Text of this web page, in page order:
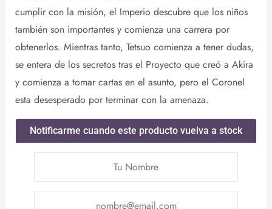
cumplir con la misión, el Imperio descubre que los niños
también son importantes y comienza una carrera por
obtenerlos. Mientras tanto, Tetsuo comienza a tener dudas,
se entera de los secretos tras el Proyecto que creó a Akira
y comienza a tomar cartas en el asunto, pero el Coronel
esta desesperado por terminar con la amenaza.
Notificarme cuando este producto vuelva a stock